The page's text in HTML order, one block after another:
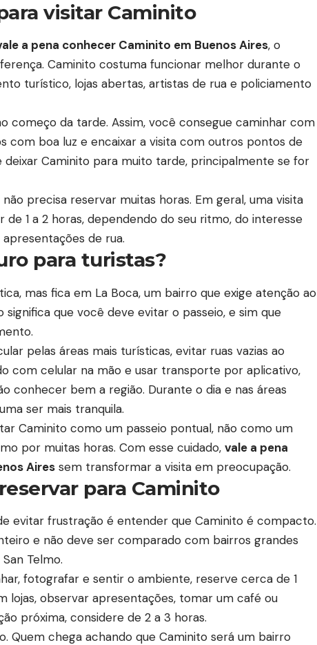
visitar Caminito
a pena conhecer Caminito em Buenos Aires, o
Caminito costuma funcionar melhor durante o
turístico, lojas abertas, artistas de rua e policiamento
começo da tarde. Assim, você consegue caminhar com
com boa luz e encaixar a visita com outros pontos de
deixar Caminito para muito tarde, principalmente se for
precisa reservar muitas horas. Em geral, uma visita
1 a 2 horas, dependendo do seu ritmo, do interesse
de rua.
para turistas?
mas fica em La Boca, um bairro que exige atenção ao
significa que você deve evitar o passeio, e sim que
pelas áreas mais turísticas, evitar ruas vazias ao
com celular na mão e usar transporte por aplicativo,
conhecer bem a região. Durante o dia e nas áreas
ser mais tranquila.
Caminito como um passeio pontual, não como um
por muitas horas. Com esse cuidado, vale a pena
Aires sem transformar a visita em preocupação.
para Caminito
evitar frustração é entender que Caminito é compacto.
e não deve ser comparado com bairros grandes
Telmo.
fotografar e sentir o ambiente, reserve cerca de 1
lojas, observar apresentações, tomar um café ou
próxima, considere de 2 a 3 horas.
Quem chega achando que Caminito será um bairro